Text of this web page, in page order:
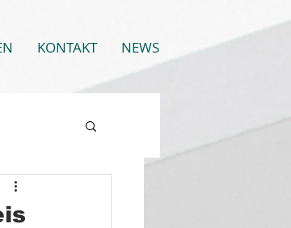
KONTAKT NEWS